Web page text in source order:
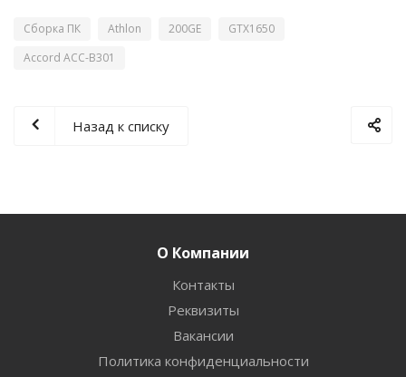
Сборка ПК Athlon 200GE
GTX1650
Accord ACC-B301
Назад к списку
О Компании
Контакты
Реквизиты
Вакансии
Политика конфиденциальности